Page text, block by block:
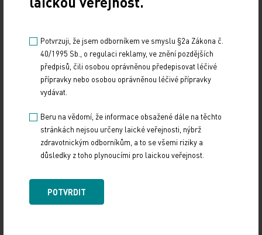
proočkovanosti. „Garantuji, že vždy budu očkování
od očkování zrazoval,“ ujistil ministr.
Potvrdil také, že ministerstvo pracuje na transformaci
lůžkové zdravotní péče, která povede ke snížení počtu
porodnic i dětských lůžkových oddělení. „Vzhledem
k poklesu porodnosti je to nevyhnutelné,“ řekl Vojtěch.
To by mělo vést k uvolnění personálních zdrojů
pro primární péči.
v medisekciKongres primární péče.
Potvrzuji, že jsem odborníkem ve smyslu §2a Zákona č.
40/1995 Sb., o regulaci reklamy, ve znění pozdějších
předpisů, čili osobou oprávněnou předepisovat léčivé
přípravky nebo osobou oprávněnou léčivé přípravky
vydávat.
Beru na vědomí, že informace obsažené dále na těchto
stránkách nejsou určeny laické veřejnosti, nýbrž
zdravotnickým odborníkům, a to se všemi riziky a
důsledky z toho plynoucími pro laickou veřejnost.
POTVRDIT